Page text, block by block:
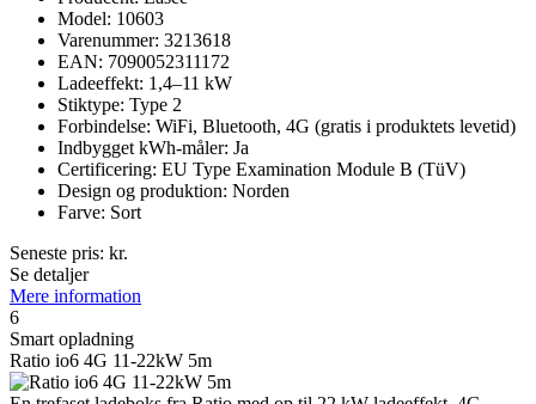
Model: 10603
Varenummer: 3213618
EAN: 7090052311172
Ladeeffekt: 1,4–11 kW
Stiktype: Type 2
Forbindelse: WiFi, Bluetooth, 4G (gratis i produktets levetid)
Indbygget kWh-måler: Ja
Certificering: EU Type Examination Module B (TüV)
Design og produktion: Norden
Farve: Sort
Seneste pris: kr.
Se detaljer
Mere information
6
Smart opladning
Ratio io6 4G 11-22kW 5m